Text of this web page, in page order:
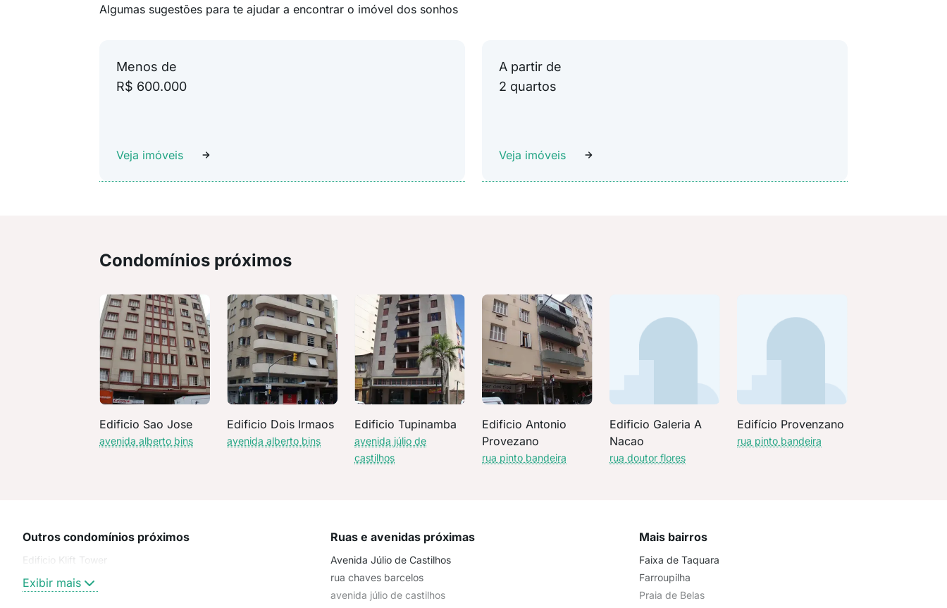
Algumas sugestões para te ajudar a encontrar o imóvel dos sonhos
Menos de
R$ 600.000
Veja imóveis
A partir de
2 quartos
Veja imóveis
Condomínios próximos
Edificio Sao Jose
avenida alberto bins
Edificio Dois Irmaos
avenida alberto bins
Edificio Tupinamba
avenida júlio de
castilhos
Edificio Antonio
Provezano
rua pinto bandeira
Edificio Galeria A
Nacao
rua doutor flores
Edifício Provenzano
rua pinto bandeira
Outros condomínios próximos
Edificio Klift Tower
Exibir mais
Ruas e avenidas próximas
Avenida Júlio de Castilhos
rua chaves barcelos
avenida júlio de castilhos
Mais bairros
Faixa de Taquara
Farroupilha
Praia de Belas